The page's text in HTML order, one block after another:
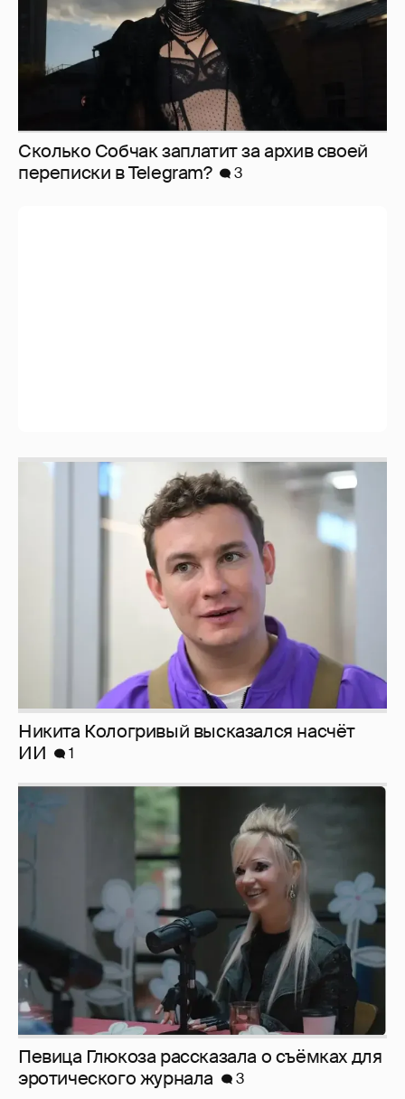
Сколько Собчак заплатит за архив своей
перeписки в Telegram?
3
Никита Кологривый высказался насчёт
Певица Глюкоза рассказала о съёмках для
эротического журнала
3